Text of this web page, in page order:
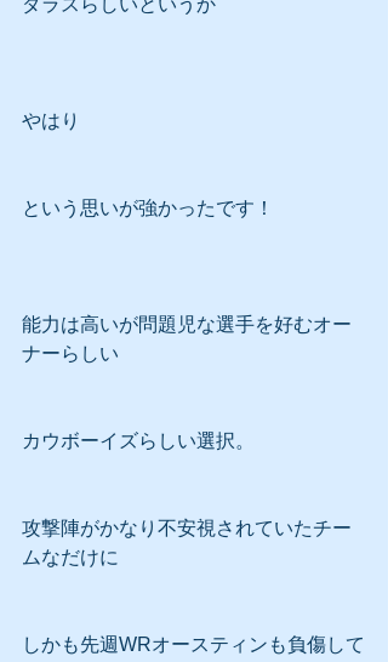
ダラスらしいというか
やはり
という思いが強かったです！
能力は高いが問題児な選手を好むオー
ナーらしい
カウボーイズらしい選択。
攻撃陣がかなり不安視されていたチー
ムなだけに
しかも先週WRオースティンも負傷して